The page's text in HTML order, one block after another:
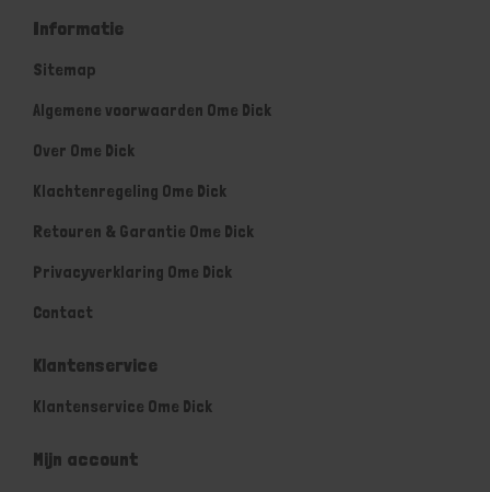
Informatie
Sitemap
Algemene voorwaarden Ome Dick
Over Ome Dick
Klachtenregeling Ome Dick
Retouren & Garantie Ome Dick
Privacyverklaring Ome Dick
Contact
Klantenservice
Klantenservice Ome Dick
Mijn account